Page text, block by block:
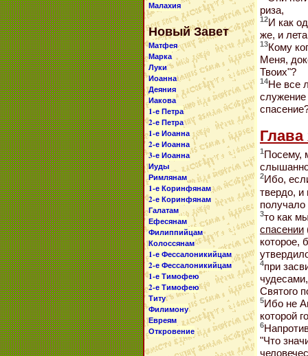
Малахия
Новый Завет
Матфея
Марка
Луки
Иоанна
Деяния
Иакова
1-е Петра
2-е Петра
1-е Иоанна
2-е Иоанна
3-е Иоанна
Иуды
Римлянам
1-е Коринфянам
2-е Коринфянам
Галатам
Ефесянам
Филиппийцам
Колоссянам
1-е Фессалоникийцам
2-е Фессалоникийцам
1-е Тимофею
2-е Тимофею
Титу
Филимону
Евреям
Откровение
риза,
12И как
же, и
13Кому
Меня,
Твоих"?
14Не все
Глава
1Посему,
2Ибо,
твердо, и
получало
3то как
спасении
которое,
4при
Святого
5Ибо не
которой
6
"Что